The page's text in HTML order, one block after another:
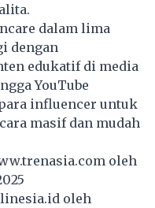
dalam lima
dengan
edukatif di media
YouTube
influencer untuk
masif dan mudah
oleh
oleh